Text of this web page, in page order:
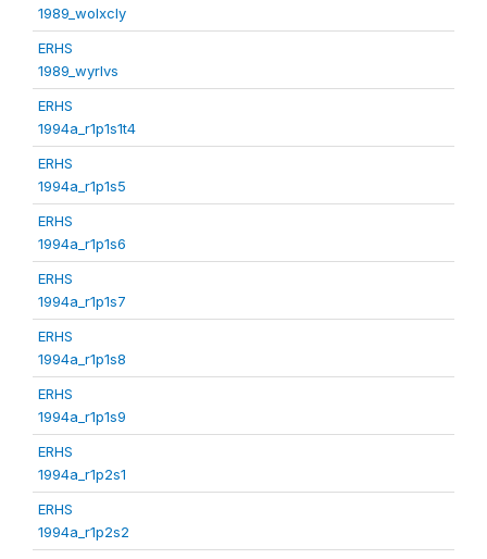
1989_wolxcly
ERHS
1989_wyrlvs
ERHS
1994a_r1p1s1t4
ERHS
1994a_r1p1s5
ERHS
1994a_r1p1s6
ERHS
1994a_r1p1s7
ERHS
1994a_r1p1s8
ERHS
1994a_r1p1s9
ERHS
1994a_r1p2s1
ERHS
1994a_r1p2s2